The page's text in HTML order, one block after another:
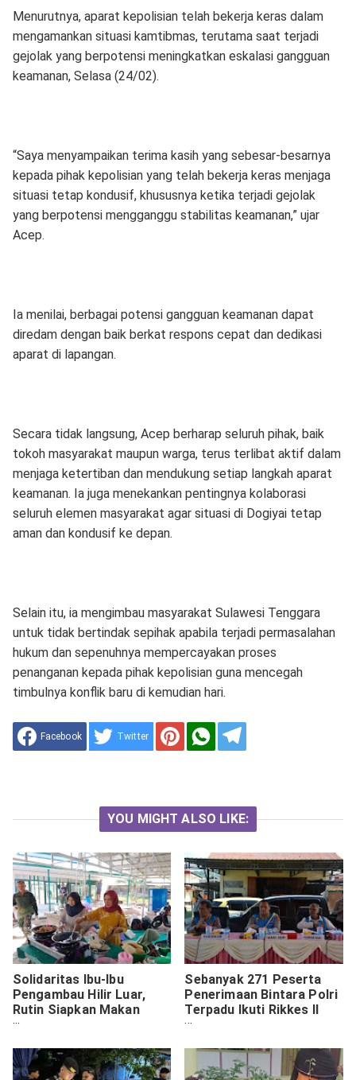
Menurutnya, aparat kepolisian telah bekerja keras dalam
mengamankan situasi kamtibmas, terutama saat terjadi
gejolak yang berpotensi meningkatkan eskalasi gangguan
keamanan, Selasa (24/02).
“Saya menyampaikan terima kasih yang sebesar-besarnya
kepada pihak kepolisian yang telah bekerja keras menjaga
situasi tetap kondusif, khususnya ketika terjadi gejolak
yang berpotensi mengganggu stabilitas keamanan,” ujar
Acep.
Ia menilai, berbagai potensi gangguan keamanan dapat
diredam dengan baik berkat respons cepat dan dedikasi
aparat di lapangan.
Secara tidak langsung, Acep berharap seluruh pihak, baik
tokoh masyarakat maupun warga, terus terlibat aktif dalam
menjaga ketertiban dan mendukung setiap langkah aparat
keamanan. Ia juga menekankan pentingnya kolaborasi
seluruh elemen masyarakat agar situasi di Dogiyai tetap
aman dan kondusif ke depan.
Selain itu, ia mengimbau masyarakat Sulawesi Tenggara
untuk tidak bertindak sepihak apabila terjadi permasalahan
hukum dan sepenuhnya mempercayakan proses
penanganan kepada pihak kepolisian guna mencegah
timbulnya konflik baru di kemudian hari.
Facebook Twitter
YOU MIGHT ALSO LIKE:
Solidaritas Ibu-Ibu
Pengambau Hilir Luar,
Rutin Siapkan Makan
Siang Satgas TMMD
Sebanyak 271 Peserta
Penerimaan Bintara Polri
Terpadu Ikuti Rikkes II
Panda Papua